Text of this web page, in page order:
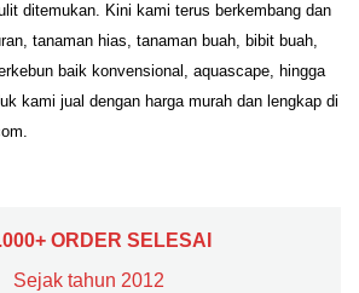
ditemukan. Kini kami terus berkembang dan
tanaman hias, tanaman buah, bibit buah,
baik konvensional, aquascape, hingga
kami jual dengan harga murah dan lengkap di
ORDER SELESAI
Sejak tahun 2012